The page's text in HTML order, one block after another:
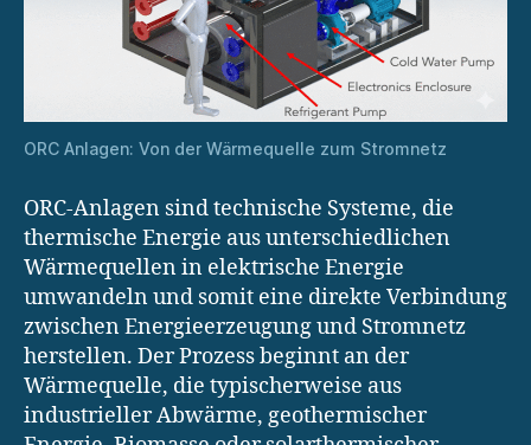
ORC Anlagen: Von der Wärmequelle zum Stromnetz
ORC-Anlagen sind technische Systeme, die
thermische Energie aus unterschiedlichen
Wärmequellen in elektrische Energie
umwandeln und somit eine direkte Verbindung
zwischen Energieerzeugung und Stromnetz
herstellen. Der Prozess beginnt an der
Wärmequelle, die typischerweise aus
industrieller Abwärme, geothermischer